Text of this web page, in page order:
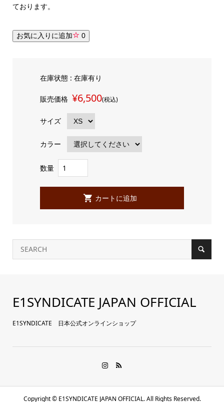
ております。
お気に入りに追加 0
在庫状態 : 在庫有り
販売価格 ¥6,500(税込)
サイズ
カラー
数量
E1SYNDICATE JAPAN OFFICIAL
E1SYNDICATE 日本公式オンラインショップ
Copyright ©E1SYNDICATE JAPAN OFFICIAL. All Rights Reserved.